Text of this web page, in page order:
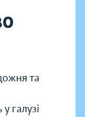
та
галузі